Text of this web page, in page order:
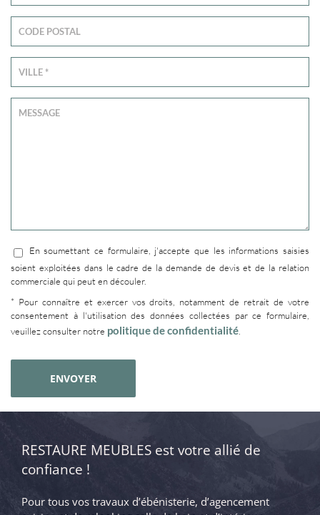
En soumettant ce formulaire, j'accepte que les informations saisies
soient exploitées dans le cadre de la demande de devis et de la relation
commerciale qui peut en découler.
* Pour connaître et exercer vos droits, notamment de retrait de votre
consentement à l'utilisation des données collectées par ce formulaire,
veuillez consulter notre politique de confidentialité.
Alternative:
RESTAURE MEUBLES est votre allié de
confiance !
Pour tous vos travaux d’ébénisterie, d’agencement